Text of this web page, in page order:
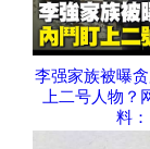
李强家族被曝
上二号人物？
料：